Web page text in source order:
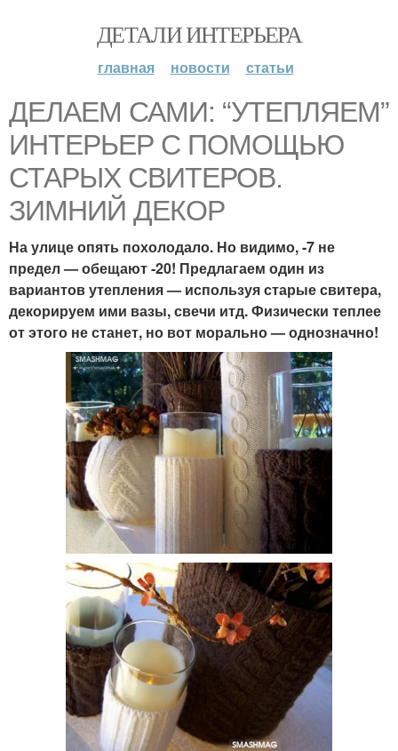
ДЕТАЛИ ИНТЕРЬЕРА
главная новости статьи
ДЕЛАЕМ САМИ: “УТЕПЛЯЕМ”
ИНТЕРЬЕР С ПОМОЩЬЮ
СТАРЫХ СВИТЕРОВ.
ЗИМНИЙ ДЕКОР
На улице опять похолодало. Но видимо, -7 не
предел — обещают -20! Предлагаем один из
вариантов утепления — используя старые свитера,
декорируем ими вазы, свечи итд. Физически теплее
от этого не станет, но вот морально — однозначно!